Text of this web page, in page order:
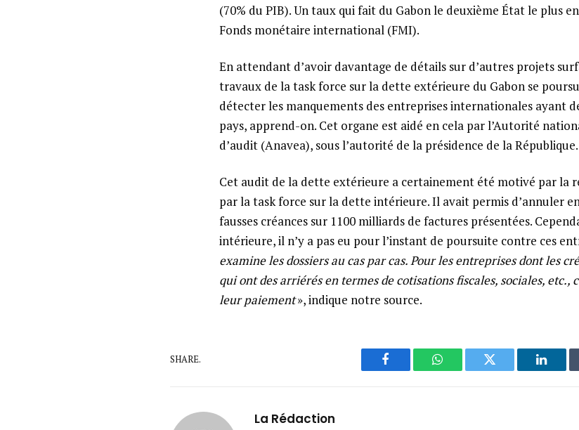
(70% du PIB). Un taux qui fait du Gabon le deuxième État le plus
Fonds monétaire international (FMI).
En attendant d’avoir davantage de détails sur d’autres projets
travaux de la task force sur la dette extérieure du Gabon se
détecter les manquements des entreprises internationales ayant
pays, apprend-on. Cet organe est aidé en cela par l’Autorité
d’audit (Anavea), sous l’autorité de la présidence de la République.
Cet audit de la dette extérieure a certainement été motivé par la
par la task force sur la dette intérieure. Il avait permis d’annuler
fausses créances sur 1100 milliards de factures présentées.
intérieure, il n’y a pas eu pour l’instant de poursuite contre ces
examine les dossiers au cas par cas. Pour les entreprises dont les
qui ont des arriérés en termes de cotisations fiscales, sociales, etc.,
leur paiement», indique notre source.
SHARE.
Facebook WhatsAppTwitter
La Rédaction